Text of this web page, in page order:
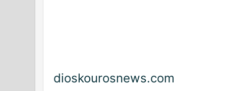
dioskourosnews.com